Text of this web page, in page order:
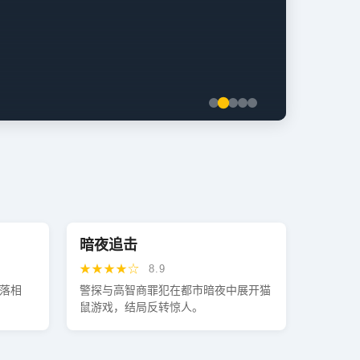
相
暗夜追击
★★★★☆ 8.9
警探与高智商罪犯在都市暗夜中展开猫
鼠游戏，结局反转惊人。